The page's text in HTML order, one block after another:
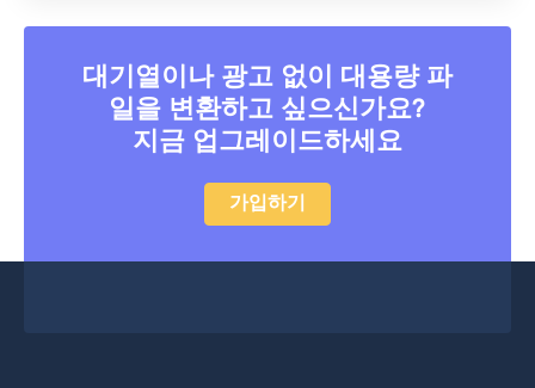
대기열이나 광고 없이 대용량 파
일을 변환하고 싶으신가요?
지금 업그레이드하세요
가입하기